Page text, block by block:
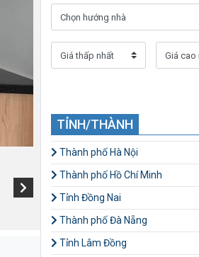
TỈNH/THÀNH
Thành phố Hà Nội
Thành phố Hồ Chí Minh
Tỉnh Đồng Nai
Thành phố Đà Nẵng
Tỉnh Lâm Đồng